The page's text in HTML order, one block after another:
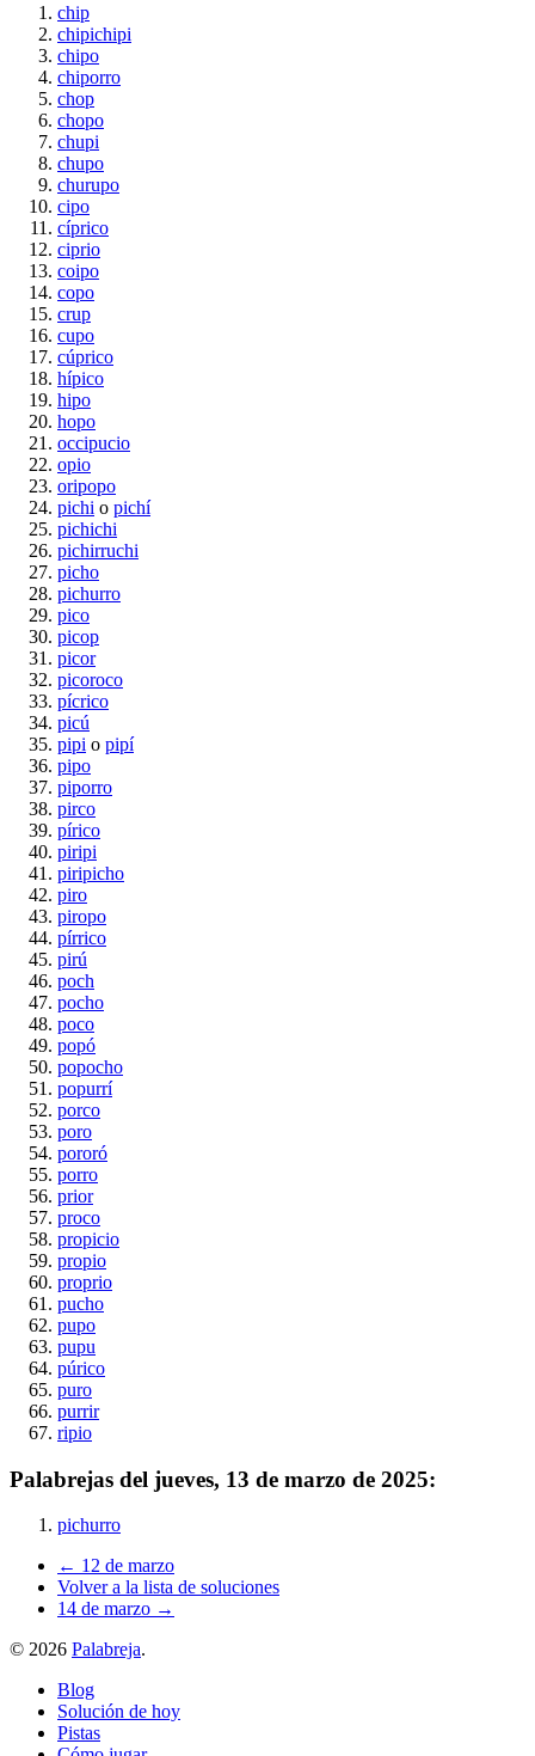
chip
chipichipi
chipo
chiporro
chop
chopo
chupi
chupo
churupo
cipo
cíprico
ciprio
coipo
copo
crup
cupo
cúprico
hípico
hipo
hopo
occipucio
opio
oripopo
pichi o pichí
pichichi
pichirruchi
picho
pichurro
pico
picop
picor
picoroco
pícrico
picú
pipi o pipí
pipo
piporro
pirco
pírico
piripi
piripicho
piro
piropo
pírrico
pirú
poch
pocho
poco
popó
popocho
popurrí
porco
poro
pororó
porro
prior
proco
propicio
propio
proprio
pucho
pupo
pupu
púrico
puro
purrir
ripio
Palabrejas del jueves, 13 de marzo de 2025:
pichurro
← 12 de marzo
Volver a la lista de soluciones
14 de marzo →
© 2026 Palabreja.
Blog
Solución de hoy
Pistas